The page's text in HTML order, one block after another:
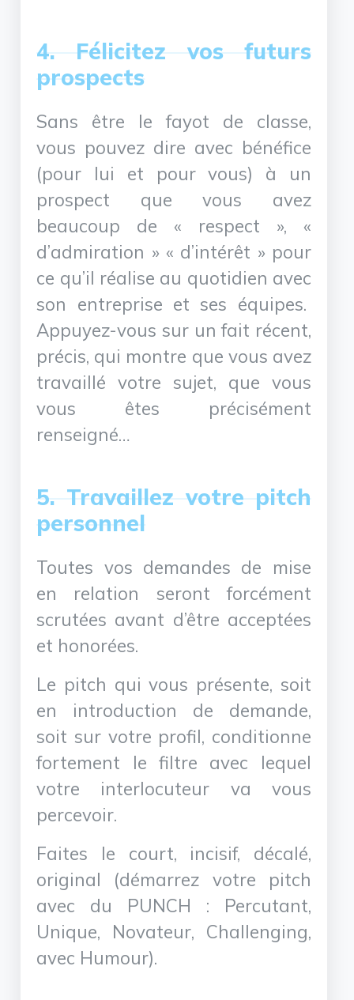
4. Félicitez vos futurs
prospects
Sans être le fayot de classe,
vous pouvez dire avec bénéfice
(pour lui et pour vous) à un
prospect que vous avez
beaucoup de « respect », «
d’admiration » « d’intérêt » pour
ce qu’il réalise au quotidien avec
son entreprise et ses équipes.
Appuyez-vous sur un fait récent,
précis, qui montre que vous avez
travaillé votre sujet, que vous
vous êtes précisément
renseigné…
5. Travaillez votre pitch
personnel
Toutes vos demandes de mise
en relation seront forcément
scrutées avant d’être acceptées
et honorées.
Le pitch qui vous présente, soit
en introduction de demande,
soit sur votre profil, conditionne
fortement le filtre avec lequel
votre interlocuteur va vous
percevoir.
Faites le court, incisif, décalé,
original (démarrez votre pitch
avec du PUNCH : Percutant,
Unique, Novateur, Challenging,
avec Humour).